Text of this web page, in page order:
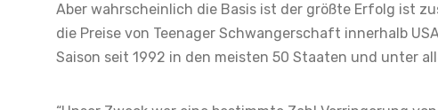
Aber wahrscheinlich die Basis ist der größte Erfolg ist
die Preise von Teenager Schwangerschaft innerhalb
Saison seit 1992 in den meisten 50 Staaten und unter